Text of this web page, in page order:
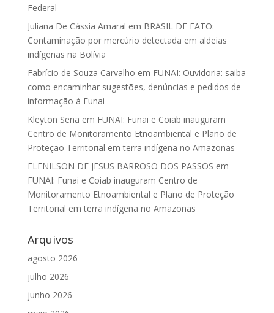
Federal
Juliana De Cássia Amaral em BRASIL DE FATO:
Contaminação por mercúrio detectada em aldeias
indígenas na Bolívia
Fabrício de Souza Carvalho em FUNAI: Ouvidoria: saiba
como encaminhar sugestões, denúncias e pedidos de
informação à Funai
Kleyton Sena em FUNAI: Funai e Coiab inauguram
Centro de Monitoramento Etnoambiental e Plano de
Proteção Territorial em terra indígena no Amazonas
ELENILSON DE JESUS BARROSO DOS PASSOS em
FUNAI: Funai e Coiab inauguram Centro de
Monitoramento Etnoambiental e Plano de Proteção
Territorial em terra indígena no Amazonas
Arquivos
agosto 2026
julho 2026
junho 2026